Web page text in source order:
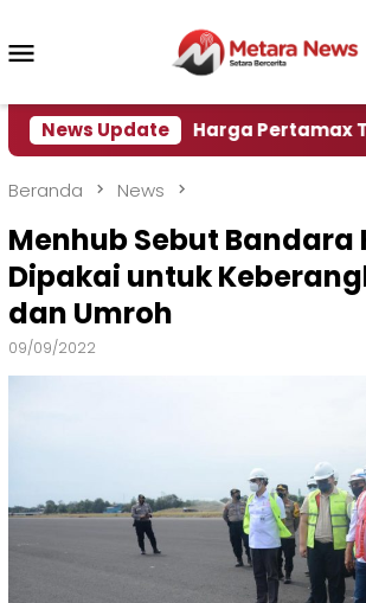
konten
News UpdateHarga Pertamax Turun
Beranda News
Menhub Sebut Bandara
Dipakai untuk
dan Umroh
09/09/2022